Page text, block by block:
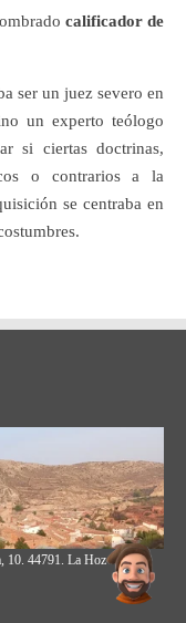
calificador de
ser un juez severo en
un experto teólogo
si ciertas doctrinas,
o contrarios a la
se centraba en
10. 44791. La Hoz de la